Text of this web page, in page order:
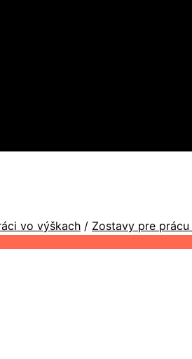
vo výškach / Zostavy pre